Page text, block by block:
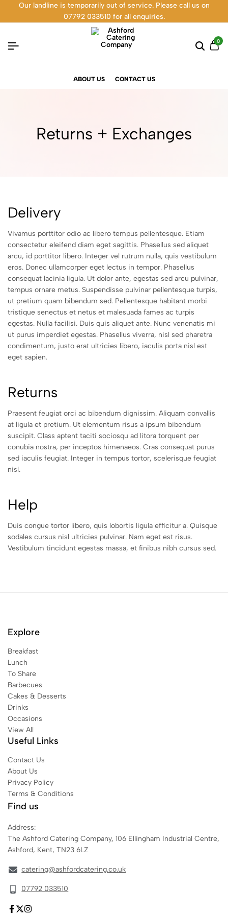
Our landline is temporarily out of service. Please call us on
07792 033510 for all enquiries.
0
ABOUT US CONTACT US
Returns + Exchanges
Delivery
Vivamus porttitor odio ac libero tempus pellentesque. Etiam
consectetur eleifend diam eget sagittis. Phasellus sed aliquet
arcu, id porttitor libero. Integer vel rutrum nulla, quis vestibulum
eros. Donec ullamcorper eget lectus in tempor. Phasellus
consequat lacinia ligula. Ut dolor ante, egestas sed arcu pulvinar,
tempus ornare metus. Suspendisse pulvinar pellentesque turpis,
ut pretium quam bibendum sed. Pellentesque habitant morbi
tristique senectus et netus et malesuada fames ac turpis
egestas. Nulla facilisi. Duis quis aliquet ante. Nunc venenatis mi
ut purus imperdiet egestas. Phasellus viverra, nisl sed pharetra
condimentum, justo erat ultricies libero, iaculis porta nisl est
eget sapien.
Returns
Praesent feugiat orci ac bibendum dignissim. Aliquam convallis
at ligula et pretium. Ut elementum risus a ipsum bibendum
suscipit. Class aptent taciti sociosqu ad litora torquent per
conubia nostra, per inceptos himenaeos. Cras consequat purus
sed iaculis feugiat. Integer in tempus tortor, scelerisque feugiat
nisl.
Help
Duis congue tortor libero, quis lobortis ligula efficitur a. Quisque
sodales cursus nisl ultricies pulvinar. Nam eget est risus.
Vestibulum tincidunt egestas massa, et finibus nibh cursus sed.
Explore
Breakfast
Lunch
To Share
Barbecues
Cakes & Desserts
Drinks
Occasions
View All
Useful Links
Contact Us
About Us
Privacy Policy
Terms & Conditions
Find us
Address:
The Ashford Catering Company, 106 Ellingham Industrial Centre,
Ashford, Kent, TN23 6LZ
catering@ashfordcatering.co.uk
07792 033510